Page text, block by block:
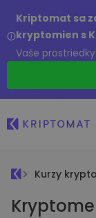
Kriptomat sa
kryptomien s
Vaše
Kurzy